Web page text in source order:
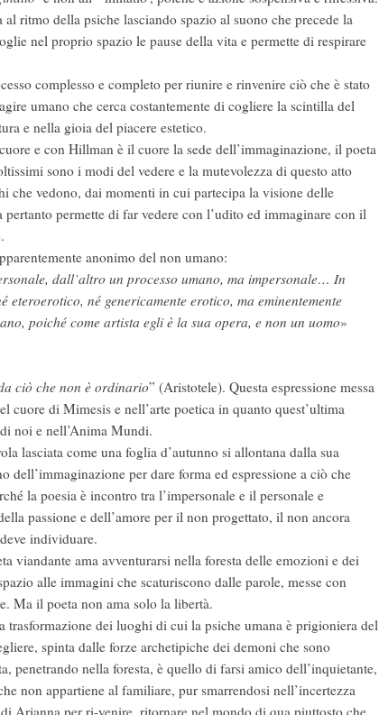
ritmo della psiche lasciando spazio al suono che precede la
nel proprio spazio le pause della vita e permette di respirare
complesso e completo per riunire e rinvenire ciò che è stato
umano che cerca costantemente di cogliere la scintilla del
e nella gioia del piacere estetico.
e con Hillman è il cuore la sede dell’immaginazione, il poeta
sono i modi del vedere e la mutevolezza di questo atto
che vedono, dai momenti in cui partecipa la visione delle
permette di far vedere con l’udito ed immaginare con il
anonimo del non umano:
dall’altro un processo umano, ma impersonale… In
né genericamente erotico, ma eminentemente
poiché come artista egli è la sua opera, e non un uomo»
ciò che non è ordinario” (Aristotele). Questa espressione messa
cuore di Mimesis e nell’arte poetica in quanto quest’ultima
noi e nell’Anima Mundi.
lasciata come una foglia d’autunno si allontana dalla sua
dell’immaginazione per dare forma ed espressione a ciò che
la poesia è incontro tra l’impersonale e il personale e
passione e dell’amore per il non progettato, il non ancora
individuare.
viandante ama avventurarsi nella foresta delle emozioni e dei
alle immagini che scaturiscono dalle parole, messe con
Ma il poeta non ama solo la libertà.
trasformazione dei luoghi di cui la psiche umana è prigioniera del
spinta dalle forze archetipiche dei demoni che sono
penetrando nella foresta, è quello di farsi amico dell’inquietante,
non appartiene al familiare, pur smarrendosi nell’incertezza
Arianna per ri-venire, ritornare nel mondo di qua piuttosto che